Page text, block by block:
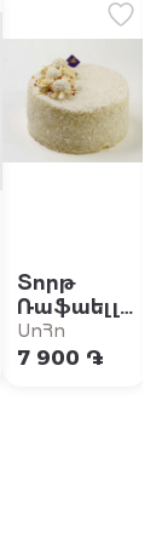
Տորթ
Ռաֆաելլո
փոքր
ՍոՀո
7 900 ֏